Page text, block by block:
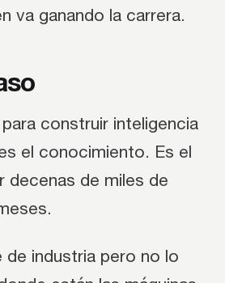
va ganando la carrera.
construir inteligencia
el conocimiento. Es el
decenas de miles de
industria pero no lo